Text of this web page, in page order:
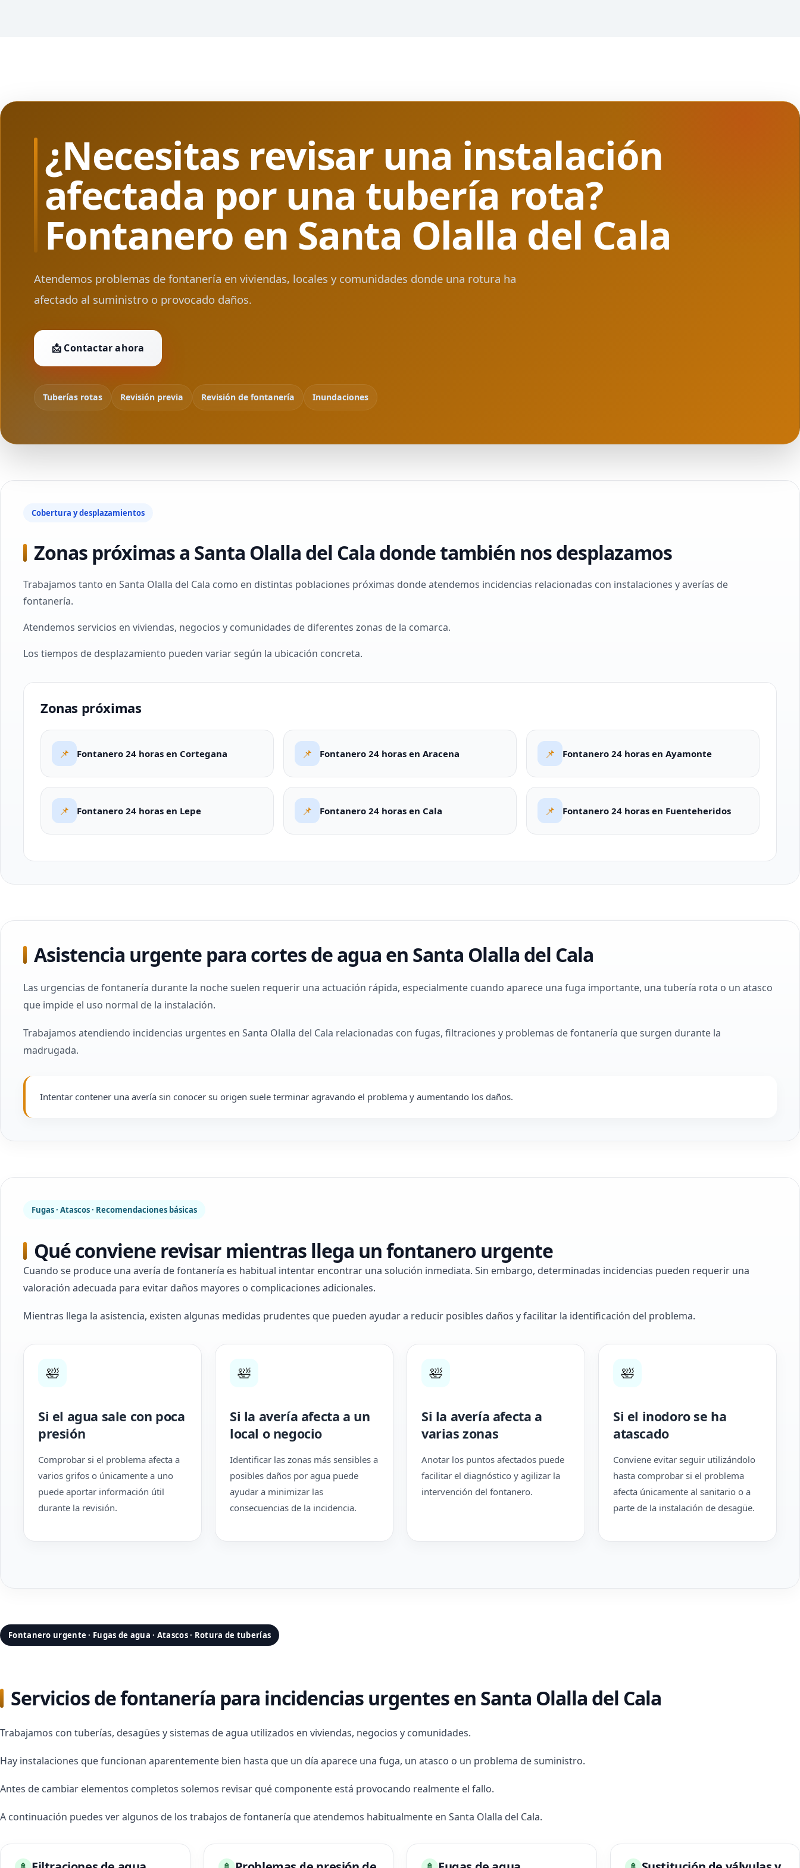
¿Necesitas revisar una instalación
afectada por una tubería rota?
Fontanero en Santa Olalla del Cala
Atendemos problemas de fontanería en viviendas, locales y comunidades donde una rotura ha
afectado al suministro o provocado daños.
📩 Contactar ahora
Tuberías rotas Revisión previa Revisión de fontanería Inundaciones
Cobertura y desplazamientos
Zonas próximas a Santa Olalla del Cala donde también nos desplazamos
Trabajamos tanto en Santa Olalla del Cala como en distintas poblaciones próximas donde atendemos incidencias relacionadas con instalaciones y averías de
fontanería.
Atendemos servicios en viviendas, negocios y comunidades de diferentes zonas de la comarca.
Los tiempos de desplazamiento pueden variar según la ubicación concreta.
Zonas próximas
📌 Fontanero 24 horas en Cortegana 📌 Fontanero 24 horas en Aracena 📌 Fontanero 24 horas en Ayamonte
📌 Fontanero 24 horas en Lepe 📌 Fontanero 24 horas en Cala 📌 Fontanero 24 horas en Fuenteheridos
Asistencia urgente para cortes de agua en Santa Olalla del Cala
Las urgencias de fontanería durante la noche suelen requerir una actuación rápida, especialmente cuando aparece una fuga importante, una tubería rota o un atasco
que impide el uso normal de la instalación.
Trabajamos atendiendo incidencias urgentes en Santa Olalla del Cala relacionadas con fugas, filtraciones y problemas de fontanería que surgen durante la
madrugada.
Intentar contener una avería sin conocer su origen suele terminar agravando el problema y aumentando los daños.
Fugas · Atascos · Recomendaciones básicas
Qué conviene revisar mientras llega un fontanero urgente
Cuando se produce una avería de fontanería es habitual intentar encontrar una solución inmediata. Sin embargo, determinadas incidencias pueden requerir una
valoración adecuada para evitar daños mayores o complicaciones adicionales.
Mientras llega la asistencia, existen algunas medidas prudentes que pueden ayudar a reducir posibles daños y facilitar la identificación del problema.
🛀
Si el agua sale con poca
presión
Comprobar si el problema afecta a
varios grifos o únicamente a uno
puede aportar información útil
durante la revisión.
🛀
Si la avería afecta a un
local o negocio
Identificar las zonas más sensibles a
posibles daños por agua puede
ayudar a minimizar las
consecuencias de la incidencia.
🛀
Si la avería afecta a
varias zonas
Anotar los puntos afectados puede
facilitar el diagnóstico y agilizar la
intervención del fontanero.
🛀
Si el inodoro se ha
atascado
Conviene evitar seguir utilizándolo
hasta comprobar si el problema
afecta únicamente al sanitario o a
parte de la instalación de desagüe.
Fontanero urgente · Fugas de agua · Atascos · Rotura de tuberías
Servicios de fontanería para incidencias urgentes en Santa Olalla del Cala
Trabajamos con tuberías, desagües y sistemas de agua utilizados en viviendas, negocios y comunidades.
Hay instalaciones que funcionan aparentemente bien hasta que un día aparece una fuga, un atasco o un problema de suministro.
Antes de cambiar elementos completos solemos revisar qué componente está provocando realmente el fallo.
A continuación puedes ver algunos de los trabajos de fontanería que atendemos habitualmente en Santa Olalla del Cala.